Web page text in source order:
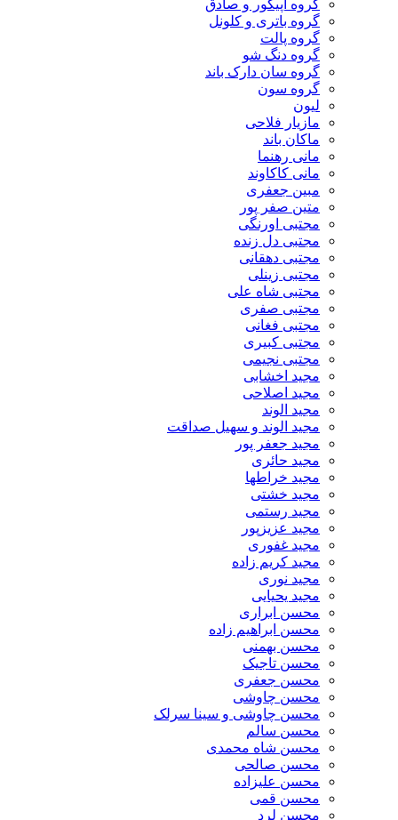
گروه اپیکور و صادق
گروه باتری و کلونل
گروه پالت
گروه دنگ شو
گروه سان دارک باند
گروه سون
لیون
مازیار فلاحی
ماکان باند
مانی رهنما
مانی کاکاوند
مبین جعفری
متین صفر پور
مجتبی اورنگی
مجتبی دل زنده
مجتبی دهقانی
مجتبی زینلی
مجتبی شاه علی
مجتبی صفری
مجتبی فغانی
مجتبی کبیری
مجتبی نجیمی
مجید اخشابی
مجید اصلاحی
مجید الوند‎
مجید الوند و سهیل صداقت
مجید جعفر پور
مجید حائری
مجید خراطها
مجید خشتی
مجید رستمی
مجید عزیزپور
مجید غفوری
مجید کریم زاده
مجید نوری
مجید یحیایی
محسن ابراری
محسن ابراهیم زاده
محسن بهمنی
محسن تاجیک
محسن جعفری
محسن چاوشی
محسن چاوشی و سینا سرلک
محسن سالم
محسن شاه محمدی
محسن صالحی
محسن علیزاده
محسن قمی
محسن لرد